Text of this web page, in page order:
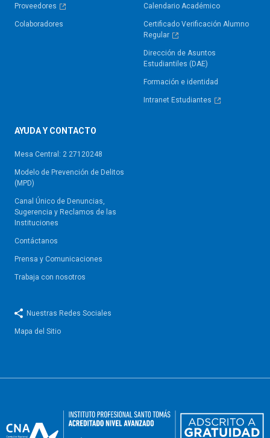
Proveedores
Colaboradores
Calendario Académico
Certificado Verificación Alumno
Regular
Dirección de Asuntos
Estudiantiles (DAE)
Formación e identidad
Intranet Estudiantes
AYUDA Y CONTACTO
Mesa Central: 2 27120248
Modelo de Prevención de Delitos
(MPD)
Canal Único de Denuncias,
Sugerencia y Reclamos de las
Instituciones
Contáctanos
Prensa y Comunicaciones
Trabaja con nosotros
Nuestras Redes Sociales
Mapa del Sitio